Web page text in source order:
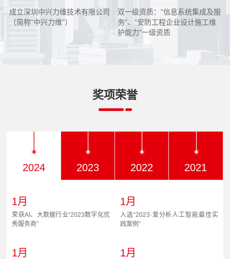
成立深圳中兴力维技术有限公司
（简称“中兴力维”）
双一级资质：“信息系统集成及服
务”、“安防工程企业设计施工维
护能力”一级资质
奖项荣誉
2024 2023 2022 2021
1月
荣获AI、大数据行业“2023数字化优
秀服务商”
1月
入选“2023·爱分析人工智能最佳实
践案例”
1月 1月